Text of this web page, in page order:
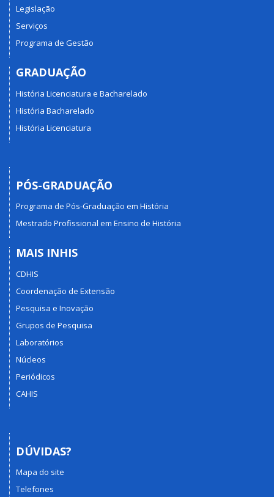
Legislação
Serviços
Programa de Gestão
GRADUAÇÃO
História Licenciatura e Bacharelado
História Bacharelado
História Licenciatura
PÓS-GRADUAÇÃO
Programa de Pós-Graduação em História
Mestrado Profissional em Ensino de História
MAIS INHIS
CDHIS
Coordenação de Extensão
Pesquisa e Inovação
Grupos de Pesquisa
Laboratórios
Núcleos
Periódicos
CAHIS
DÚVIDAS?
Mapa do site
Telefones